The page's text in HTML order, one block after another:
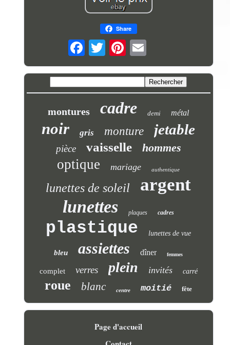
Share
montures cadre demi métal
noir gris monture jetable
pièce vaisselle hommes
optique mariage authentique
lunettes de soleil argent
lunettes plaques cadres
plastique lunettes de vue
bleu assiettes dîner femmes
complet verres plein invités carré
roue blanc centre moitié fête
Page d'accueil